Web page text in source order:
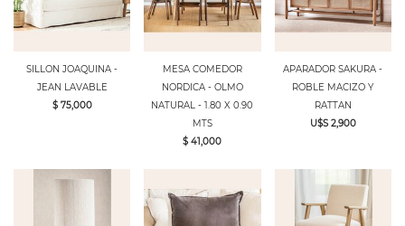
SILLON JOAQUINA -
JEAN LAVABLE
$ 75,000
MESA COMEDOR
NORDICA - OLMO
NATURAL - 1.80 X 0.90
MTS
$ 41,000
APARADOR SAKURA -
ROBLE MACIZO Y
RATTAN
U$S 2,900